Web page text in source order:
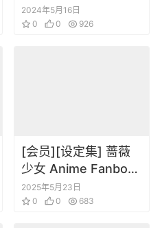
ック&ワールド
2024年5月16日
0
0 926
[会员][设定集] 蔷薇
少女 Anime Fanbook
Rozen Maiden
träumend Nocturne
2025年5月23日
0
0 683